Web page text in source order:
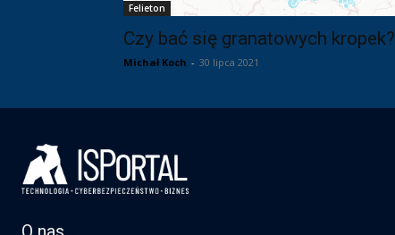
Felieton
Czy bać się granatowych kropek?
Michał Koch - 30 lipca 2021